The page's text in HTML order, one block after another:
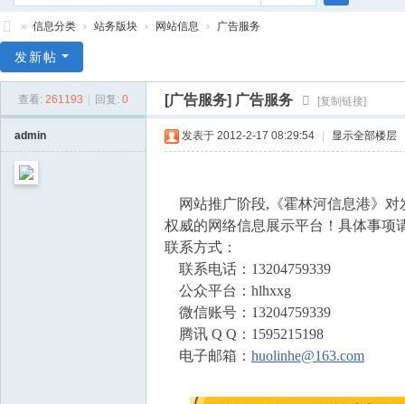
林
» 信息分类 › 站务版块 › 网站信息 › 广告服务
发新帖
查看: 261193 回复: 0 [广告服务] 广告服务 [复制链接]
admin 发表于 2012-2-17 08:29:54 显示全部楼层
网站推广阶段,《霍林河信息港》对
权威的网络信息展示平台！具体事项
联系方式：
联系电话：13204759339
公众平台：hlhxxg
微信账号：13204759339
腾讯 Q Q：1595215198
电子邮箱： huolinhe@163.com